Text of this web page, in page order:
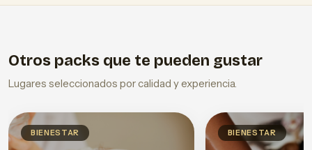
Otros packs que te pueden gustar
Lugares seleccionados por calidad y experiencia.
BIENESTAR BIENESTAR